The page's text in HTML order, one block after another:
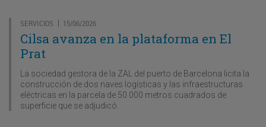
SERVICIOS | 15/06/2026
Cilsa avanza en la plataforma en El
Prat
La sociedad gestora de la ZAL del puerto de Barcelona licita la
construcción de dos naves logísticas y las infraestructuras
eléctricas en la parcela de 50.000 metros cuadrados de
superficie que se adjudicó.